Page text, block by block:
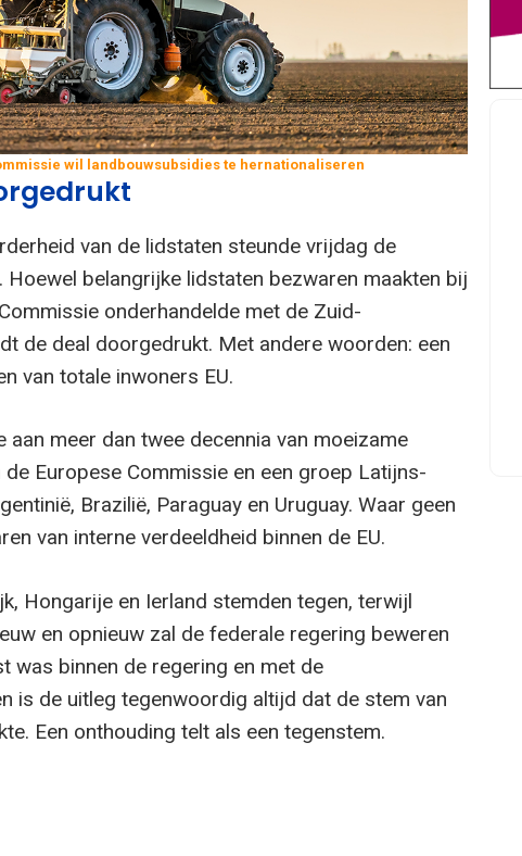
wil landbouwsubsidies te hernationaliseren
van de lidstaten steunde vrijdag de
belangrijke lidstaten bezwaren maakten bij
onderhandelde met de Zuid-
de deal doorgedrukt. Met andere woorden: een
van totale inwoners EU.
aan meer dan twee decennia van moeizame
Europese Commissie en een groep Latijns-
Brazilië, Paraguay en Uruguay. Waar geen
van interne verdeeldheid binnen de EU.
Hongarije en Ierland stemden tegen, terwijl
en opnieuw zal de federale regering beweren
was binnen de regering en met de
is de uitleg tegenwoordig altijd dat de stem van
Een onthouding telt als een tegenstem.